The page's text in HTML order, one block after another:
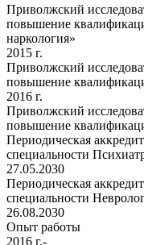
Приволжский
повышение
наркология»
2015 г.
Приволжский
повышение
2016 г.
Приволжский
повышение
Периодическая
специальности
27.05.2030
Периодическая
специальности
26.08.2030
Опыт работы
2016 г.-